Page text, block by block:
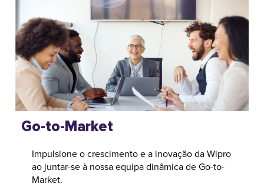
Go-to-Market
Impulsione o crescimento e a inovação da Wipro
ao juntar-se à nossa equipa dinâmica de Go-to-
Market.